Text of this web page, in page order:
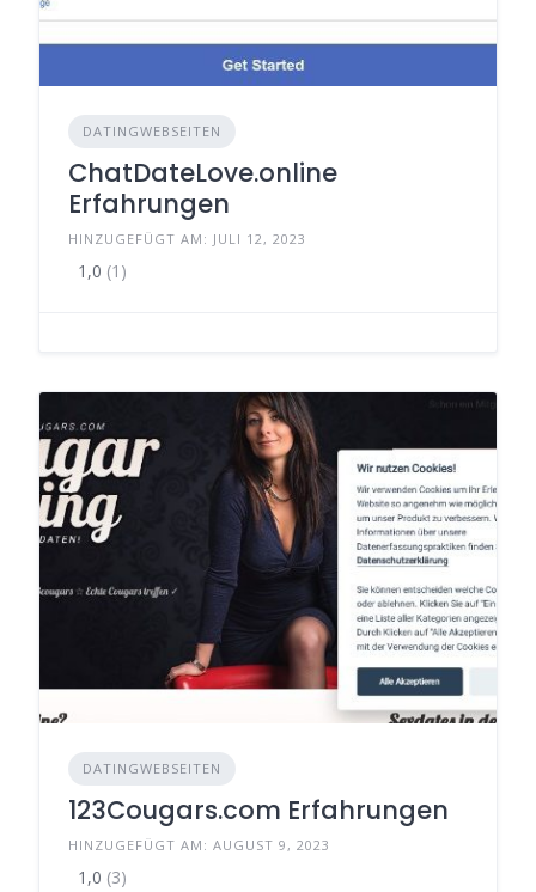
DATINGWEBSEITEN
ChatDateLove.online
Erfahrungen
HINZUGEFÜGT AM: JULI 12, 2023
1,0 (1)
DATINGWEBSEITEN
123Cougars.com Erfahrungen
HINZUGEFÜGT AM: AUGUST 9, 2023
1,0 (3)